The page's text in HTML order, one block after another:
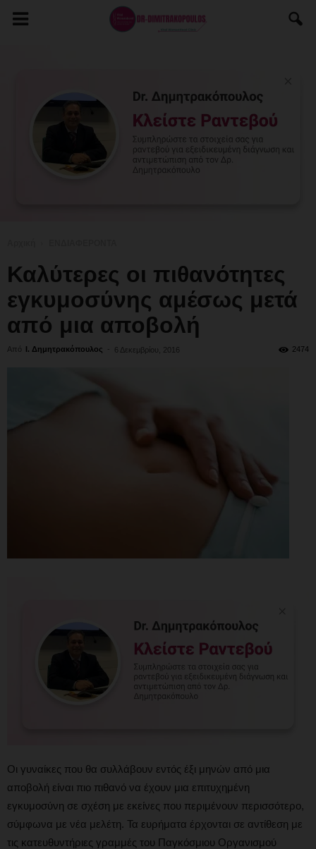
Καλύτερες οι πιθανότητες
εγκυμοσύνης αμέσως μετά
από μια αποβολή
Από Ι. Δημητρακόπουλος - 6 Δεκεμβρίου, 2016 2474
Οι γυναίκες που θα συλλάβουν εντός έξι μηνών από μια
αποβολή είναι πιο πιθανό να έχουν μια επιτυχημένη
εγκυμοσύνη σε σχέση με εκείνες που περιμένουν περισσότερο,
σύμφωνα με νέα μελέτη. Τα ευρήματα έρχονται σε αντίθεση με
τις κατευθυντήριες γραμμές του Παγκόσμιου Οργανισμού